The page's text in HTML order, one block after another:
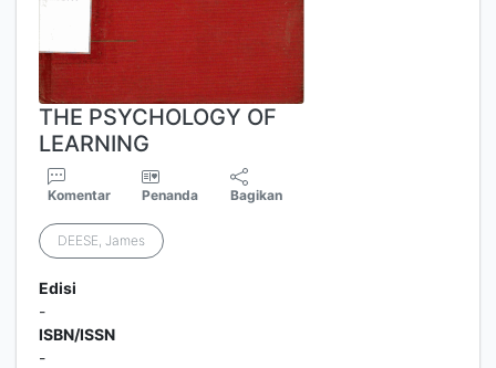
THE PSYCHOLOGY OF
LEARNING
Komentar Penanda Bagikan
DEESE, James
Edisi
-
ISBN/ISSN
-